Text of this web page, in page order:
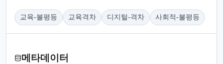
교육-불평등 교육격차 디지털-격차 사회적-불평등
메타데이터